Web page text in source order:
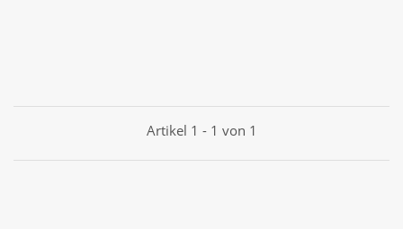
Artikel 1 - 1 von 1